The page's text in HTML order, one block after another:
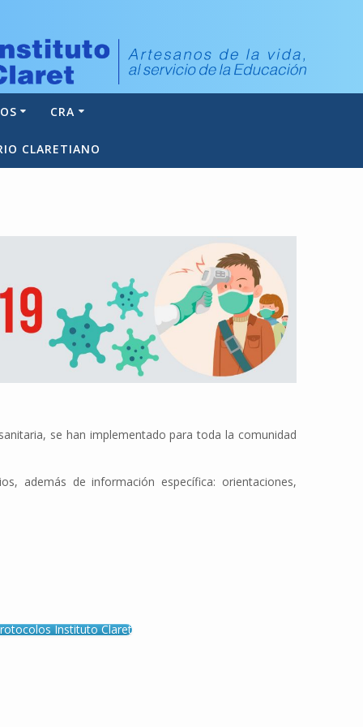
CRA
CLARETIANO
se han implementado para toda la comunidad
además de información específica: orientaciones,
Instituto Claret